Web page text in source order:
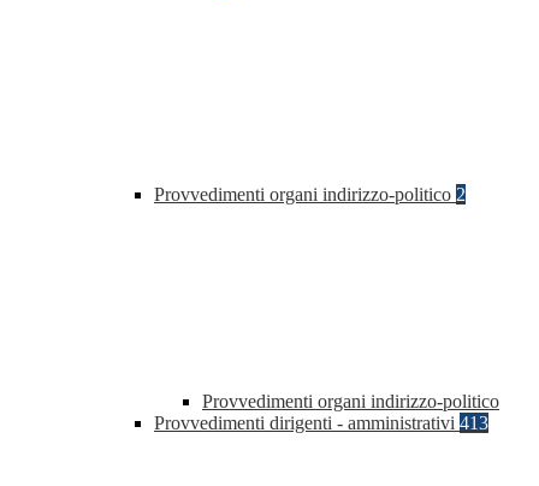
Provvedimenti organi indirizzo-politico 2
Provvedimenti organi indirizzo-politico
Provvedimenti dirigenti - amministrativi 413